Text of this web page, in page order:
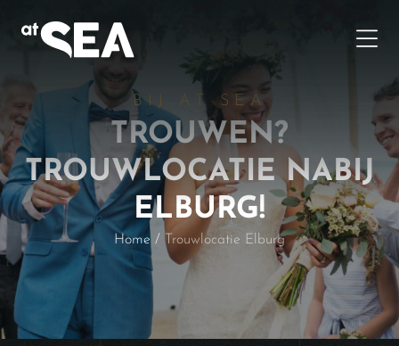
BIJ AT SEA
TROUWEN?
TROUWLOCATIE NABIJ
ELBURG!
Home/ Trouwlocatie Elburg